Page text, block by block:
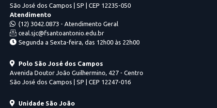
São José dos Campos | SP | CEP 12235-050
Atendimento
(12) 3042.0873 - Atendimento Geral
ceal.sjc@fsantoantonio.edu.br
Segunda a Sexta-feira, das 12h00 às 22h00
Polo São José dos Campos
Avenida Doutor João Guilhermino, 427 - Centro
São José dos Campos | SP | CEP 12247-016
Unidade São João